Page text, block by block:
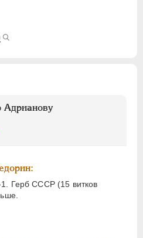
Адрианову
Герб СССР (15 витков